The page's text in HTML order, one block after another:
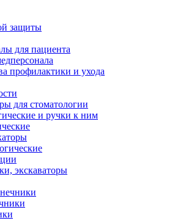
защиты
для пациента
профилактики и ухода
для стоматологии
и ручки к ним
экскаваторы